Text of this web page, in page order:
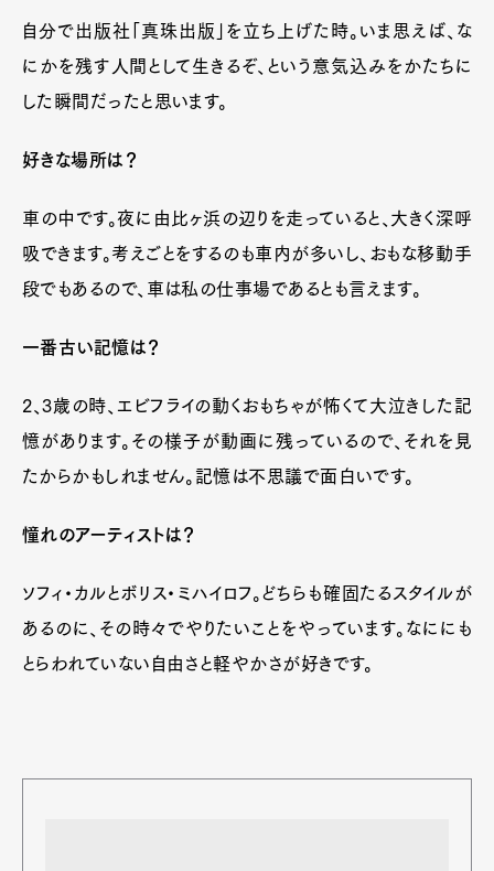
自分で出版社「真珠出版」を立ち上げた時。いま思えば、な
にかを残す人間として生きるぞ、という意気込みをかたちに
した瞬間だったと思います。
好きな場所は？
車の中です。夜に由比ヶ浜の辺りを走っていると、大きく深呼
吸できます。考えごとをするのも車内が多いし、おもな移動手
段でもあるので、車は私の仕事場であるとも言えます。
一番古い記憶は？
2、3歳の時、エビフライの動くおもちゃが怖くて大泣きした記
憶があります。その様子が動画に残っているので、それを見
たからかもしれません。記憶は不思議で面白いです。
憧れのアーティストは？
ソフィ・カルとボリス・ミハイロフ。どちらも確固たるスタイルが
あるのに、その時々でやりたいことをやっています。なににも
とらわれていない自由さと軽やかさが好きです。